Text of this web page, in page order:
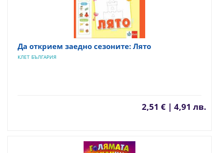
Да открием заедно сезоните: Лято
КЛЕТ БЪЛГАРИЯ
2,51 € | 4,91 лв.